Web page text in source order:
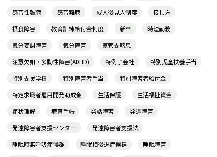
感音性難聴
感音難聴 成人後見人制度
接し方
摂食障害
教育訓練給付金制度 新卒
時短勤務
気分変調障害
気分障害
気管支喘息
注意欠如・多動性障害(ADHD)
特例子会社
特別児童扶養手当
特別支援学校
特別障害者手当
特別障害者給付金
特定求職者雇用開発助成金
生活保護
生活福祉資金
症状理解
療育手帳 発話障害
発達障害
発達障害者支援センター
発達障害者支援法
睡眠時無呼吸症候群
睡眠相後退症候群
睡眠障害